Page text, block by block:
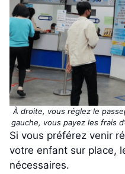
À droite, vous réglez le
gauche, vous payez les frais
Si vous préférez venir
votre enfant sur place,
nécessaires.